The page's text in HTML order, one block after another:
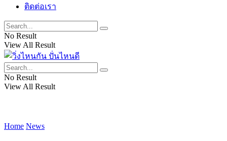
ติดต่อเรา
No Result
View All Result
No Result
View All Result
Home News